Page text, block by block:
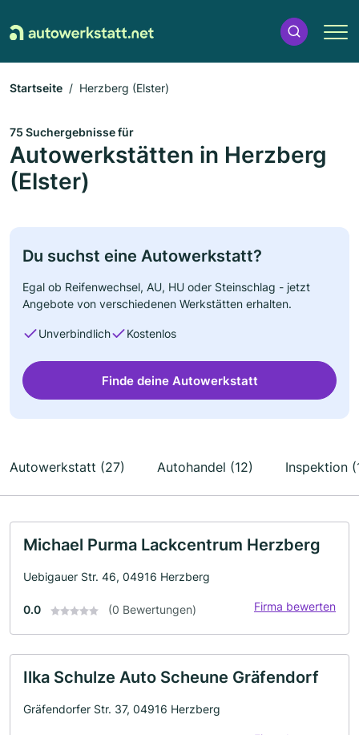
Startseite Herzberg (Elster)
75 Suchergebnisse für
Autowerkstätten in Herzberg
(Elster)
Du suchst eine Autowerkstatt?
Egal ob Reifenwechsel, AU, HU oder Steinschlag - jetzt
Angebote von verschiedenen Werkstätten erhalten.
Unverbindlich Kostenlos
Finde deine Autowerkstatt
Autowerkstatt (27) Autohandel (12) Inspektion
Michael Purma Lackcentrum Herzberg
Uebigauer Str. 46, 04916 Herzberg
0.0 (0 Bewertungen) Firma bewerten
Ilka Schulze Auto Scheune Gräfendorf
Gräfendorfer Str. 37, 04916 Herzberg